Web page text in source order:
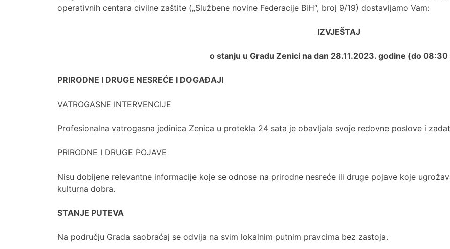
operativnih centara civilne zaštite („Službene novine Federacije BiH“, broj 9/19) dostavljamo Vam:
IZVJEŠTAJ
o stanju u Gradu Zenici na dan 28.11.2023. godine (do
PRIRODNE I DRUGE NESREĆE I DOGAĐAJI
VATROGASNE INTERVENCIJE
Profesionalna vatrogasna jedinica Zenica u protekla 24 sata je obavljala svoje redovne poslove i
PRIRODNE I DRUGE POJAVE
Nisu dobijene relevantne informacije koje se odnose na prirodne nesreće ili druge pojave koje
kulturna dobra.
STANJE PUTEVA
Na području Grada saobraćaj se odvija na svim lokalnim putnim pravcima bez zastoja.